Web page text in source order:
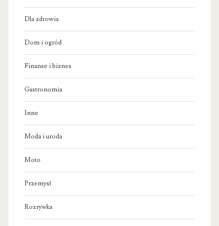
Dla zdrowia
Dom i ogród
Finanse i biznes
Gastronomia
Inne
Moda i uroda
Moto
Przemysł
Rozrywka